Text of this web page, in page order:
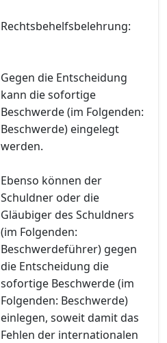
Rechtsbehelfsbelehrung:
Gegen die Entscheidung
kann die sofortige
Beschwerde (im Folgenden:
Beschwerde) eingelegt
werden.
Ebenso können der
Schuldner oder die
Gläubiger des Schuldners
(im Folgenden:
Beschwerdeführer) gegen
die Entscheidung die
sofortige Beschwerde (im
Folgenden: Beschwerde)
einlegen, soweit damit das
Fehlen der internationalen